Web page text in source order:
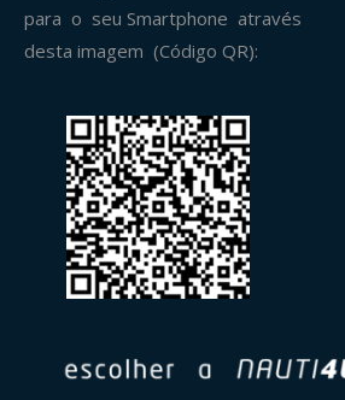
para o seu Smartphone através
desta imagem (Código QR):